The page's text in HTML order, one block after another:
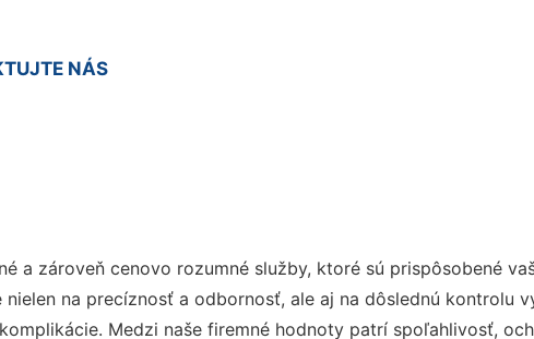
NÁS
a zároveň cenovo rozumné služby, ktoré sú prispôsobené
na precíznosť a odbornosť, ale aj na dôslednú kontrolu
Medzi naše firemné hodnoty patrí spoľahlivosť,